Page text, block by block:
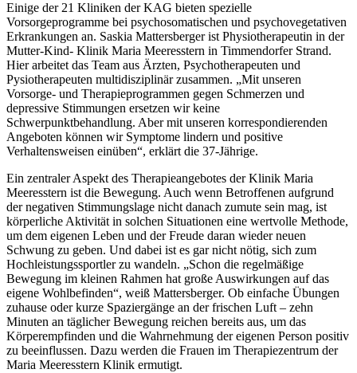
Einige der 21 Kliniken der KAG bieten spezielle
Vorsorgeprogramme bei psychosomatischen und psychovegetativen
Erkrankungen an. Saskia Mattersberger ist Physiotherapeutin in der
Mutter-Kind- Klinik Maria Meeresstern in Timmendorfer Strand.
Hier arbeitet das Team aus Ärzten, Psychotherapeuten und
Pysiotherapeuten multidisziplinär zusammen. „Mit unseren
Vorsorge- und Therapieprogrammen gegen Schmerzen und
depressive Stimmungen ersetzen wir keine
Schwerpunktbehandlung. Aber mit unseren korrespondierenden
Angeboten können wir Symptome lindern und positive
Verhaltensweisen einüben“, erklärt die 37-Jährige.
Ein zentraler Aspekt des Therapieangebotes der Klinik Maria
Meeresstern ist die Bewegung. Auch wenn Betroffenen aufgrund
der negativen Stimmungslage nicht danach zumute sein mag, ist
körperliche Aktivität in solchen Situationen eine wertvolle Methode,
um dem eigenen Leben und der Freude daran wieder neuen
Schwung zu geben. Und dabei ist es gar nicht nötig, sich zum
Hochleistungssportler zu wandeln. „Schon die regelmäßige
Bewegung im kleinen Rahmen hat große Auswirkungen auf das
eigene Wohlbefinden“, weiß Mattersberger. Ob einfache Übungen
zuhause oder kurze Spaziergänge an der frischen Luft – zehn
Minuten an täglicher Bewegung reichen bereits aus, um das
Körperempfinden und die Wahrnehmung der eigenen Person positiv
zu beeinflussen. Dazu werden die Frauen im Therapiezentrum der
Maria Meeresstern Klinik ermutigt.